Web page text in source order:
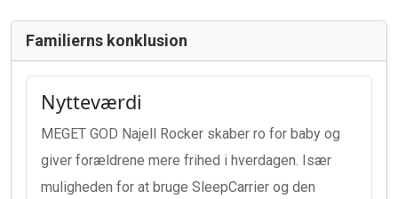
Familierns konklusion
Nytteværdi
MEGET GOD Najell Rocker skaber ro for baby og
giver forældrene mere frihed i hverdagen. Især
muligheden for at bruge SleepCarrier og den